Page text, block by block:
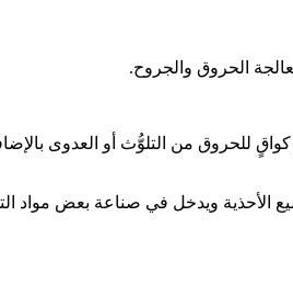
للحروق من التلوُّث أو العدوى
الأحذية ويدخل في صناعة بعض مواد